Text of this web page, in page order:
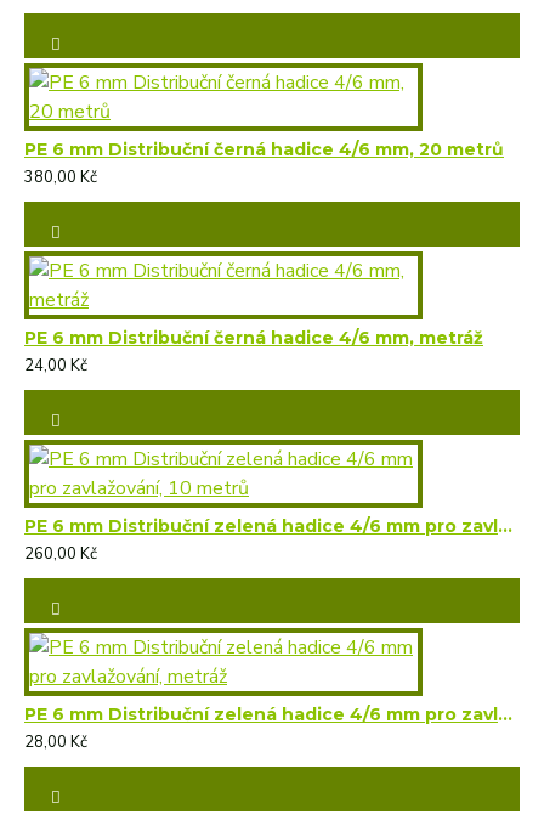
PE 6 mm Distribuční černá hadice 4/6 mm, 20 metrů
380,00 Kč
PE 6 mm Distribuční černá hadice 4/6 mm, metráž
24,00 Kč
PE 6 mm Distribuční zelená hadice 4/6 mm pro zavlažování, 10 metrů
260,00 Kč
PE 6 mm Distribuční zelená hadice 4/6 mm pro zavlažování, metráž
28,00 Kč